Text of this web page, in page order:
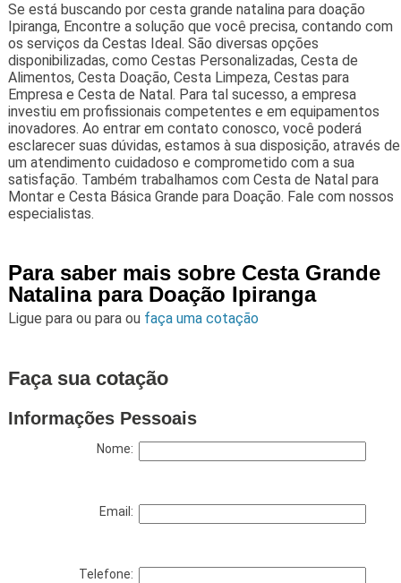
Se está buscando por cesta grande natalina para doação
Ipiranga, Encontre a solução que você precisa, contando com
os serviços da Cestas Ideal. São diversas opções
disponibilizadas, como Cestas Personalizadas, Cesta de
Alimentos, Cesta Doação, Cesta Limpeza, Cestas para
Empresa e Cesta de Natal. Para tal sucesso, a empresa
investiu em profissionais competentes e em equipamentos
inovadores. Ao entrar em contato conosco, você poderá
esclarecer suas dúvidas, estamos à sua disposição, através de
um atendimento cuidadoso e comprometido com a sua
satisfação. Também trabalhamos com Cesta de Natal para
Montar e Cesta Básica Grande para Doação. Fale com nossos
especialistas.
Para saber mais sobre Cesta Grande
Natalina para Doação Ipiranga
Ligue para ou para ou faça uma cotação
Faça sua cotação
Informações Pessoais
Nome:
Email:
Telefone: